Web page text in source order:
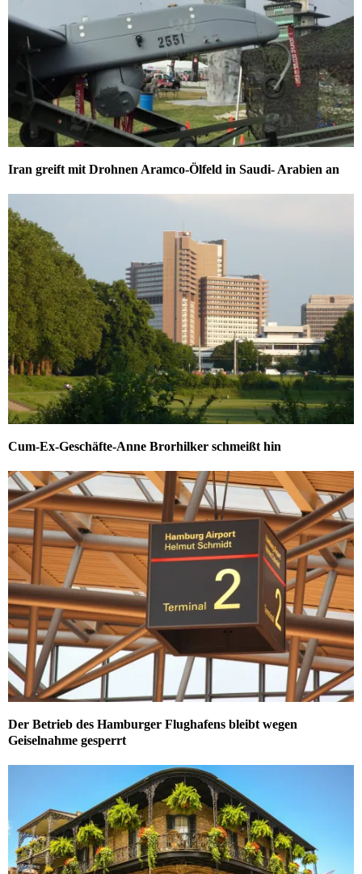
Iran greift mit Drohnen Aramco-Ölfeld in Saudi- Arabien an
Cum-Ex-Geschäfte-Anne Brorhilker schmeißt hin
Der Betrieb des Hamburger Flughafens bleibt wegen
Geiselnahme gesperrt